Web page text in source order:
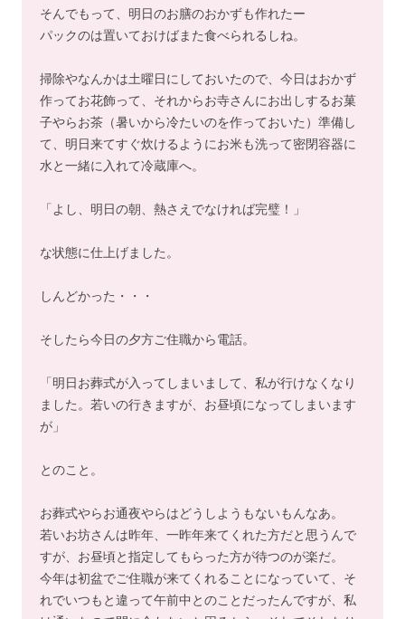
そんでもって、明日のお膳のおかずも作れたー
パックのは置いておけばまた食べられるしね。
掃除やなんかは土曜日にしておいたので、今日はおかず
作ってお花飾って、それからお寺さんにお出しするお菓
子やらお茶（暑いから冷たいのを作っておいた）準備し
て、明日来てすぐ炊けるようにお米も洗って密閉容器に
水と一緒に入れて冷蔵庫へ。
「よし、明日の朝、熱さえでなければ完璧！」
な状態に仕上げました。
しんどかった・・・
そしたら今日の夕方ご住職から電話。
「明日お葬式が入ってしまいまして、私が行けなくなり
ました。若いの行きますが、お昼頃になってしまいます
が」
とのこと。
お葬式やらお通夜やらはどうしようもないもんなあ。
若いお坊さんは昨年、一昨年来てくれた方だと思うんで
すが、お昼頃と指定してもらった方が待つのが楽だ。
今年は初盆でご住職が来てくれることになっていて、そ
れでいつもと違って午前中とのことだったんですが、私